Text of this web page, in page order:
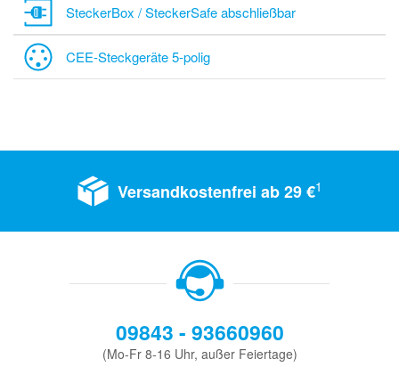
SteckerBox / SteckerSafe abschließbar
CEE-Steckgeräte 5-polig
Versandkostenfrei ab 29 €1
09843 - 93660960
(Mo-Fr 8-16 Uhr, außer Feiertage)